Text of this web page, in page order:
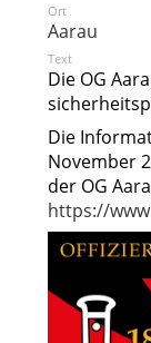
Ort
Aarau
Text
Die OG
Die
November
der OG
https://